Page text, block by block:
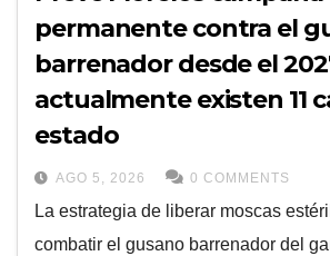
permanente contra el
barrenador desde el
actualmente existen 11
estado
AGO 5, 2026 0 COMMENTS
La estrategia de liberar moscas
combatir el gusano barrenador del